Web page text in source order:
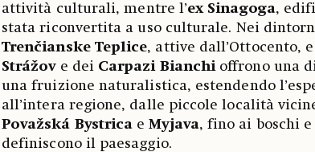
attività culturali, mentre l’ex Sinagoga,
stata riconvertita a uso culturale. Nei
Trenčianske Teplice, attive dall’Ottocento,
Strážov e dei Carpazi Bianchi offrono una
una fruizione naturalistica, estendendo
all’intera regione, dalle piccole località
Považská Bystrica eMyjava, fino ai boschi
definiscono il paesaggio.